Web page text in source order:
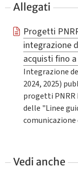
Allegati
Progetti
integrazione
acquisti fino
Integrazione
2024, 2025)
progetti PNRR
delle "Linee
Vedi anche